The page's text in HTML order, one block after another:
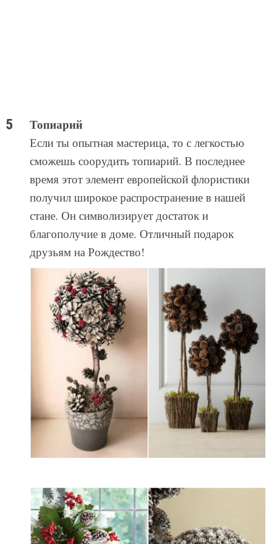
Топиарий
Если ты опытная мастерица, то с легкостью
сможешь соорудить топиарий. В последнее
время этот элемент европейской флористики
получил широкое распространение в нашей
стане. Он символизирует достаток и
благополучие в доме. Отличный подарок
друзьям на Рождество!